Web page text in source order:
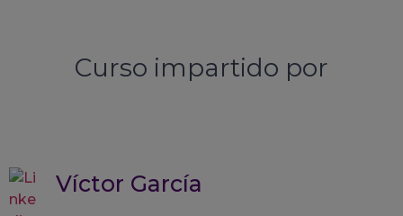
Curso impartido por
Víctor García